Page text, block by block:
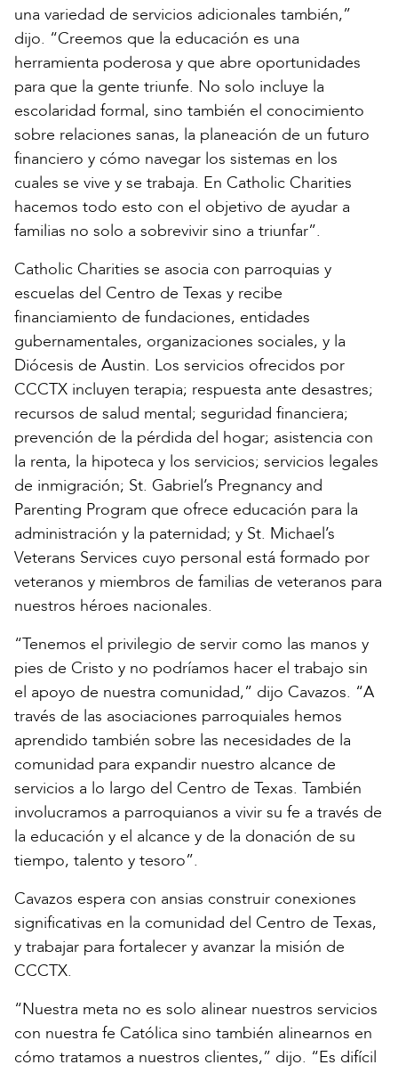
una variedad de servicios adicionales también,”
dijo. “Creemos que la educación es una
herramienta poderosa y que abre oportunidades
para que la gente triunfe. No solo incluye la
escolaridad formal, sino también el conocimiento
sobre relaciones sanas, la planeación de un futuro
financiero y cómo navegar los sistemas en los
cuales se vive y se trabaja. En Catholic Charities
hacemos todo esto con el objetivo de ayudar a
familias no solo a sobrevivir sino a triunfar”.
Catholic Charities se asocia con parroquias y
escuelas del Centro de Texas y recibe
financiamiento de fundaciones, entidades
gubernamentales, organizaciones sociales, y la
Diócesis de Austin. Los servicios ofrecidos por
CCCTX incluyen terapia; respuesta ante desastres;
recursos de salud mental; seguridad financiera;
prevención de la pérdida del hogar; asistencia con
la renta, la hipoteca y los servicios; servicios legales
de inmigración; St. Gabriel’s Pregnancy and
Parenting Program que ofrece educación para la
administración y la paternidad; y St. Michael’s
Veterans Services cuyo personal está formado por
veteranos y miembros de familias de veteranos para
nuestros héroes nacionales.
“Tenemos el privilegio de servir como las manos y
pies de Cristo y no podríamos hacer el trabajo sin
el apoyo de nuestra comunidad,” dijo Cavazos. “A
través de las asociaciones parroquiales hemos
aprendido también sobre las necesidades de la
comunidad para expandir nuestro alcance de
servicios a lo largo del Centro de Texas. También
involucramos a parroquianos a vivir su fe a través de
la educación y el alcance y de la donación de su
tiempo, talento y tesoro”.
Cavazos espera con ansias construir conexiones
significativas en la comunidad del Centro de Texas,
y trabajar para fortalecer y avanzar la misión de
CCCTX.
“Nuestra meta no es solo alinear nuestros servicios
con nuestra fe Católica sino también alinearnos en
cómo tratamos a nuestros clientes,” dijo. “Es difícil